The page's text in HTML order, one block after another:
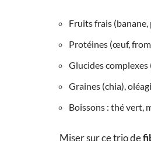
Fruits frais (banane,
Protéines (œuf,
Glucides complexes
Graines (chia),
Boissons : thé vert,
Miser sur ce trio de